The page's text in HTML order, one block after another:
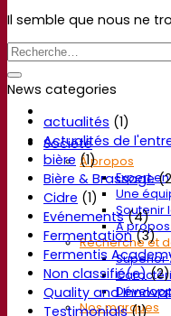
Société
À propos
Expert
Une
Soutenir
À
Recherche et
Superior
Nos marques
Il semble que nous ne
News categories
actualités (1)
Actualités de
bière (1)
Bière & Brassage
Cidre (1)
Evénements(4)
Fermentation(3)
Fermentis
Non classifié(e)(2)
Quality and
Testimonials(1)